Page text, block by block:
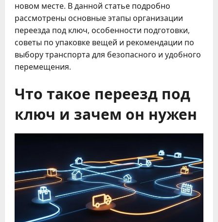
новом месте. В данной статье подробно
рассмотрены основные этапы организации
переезда под ключ, особенности подготовки,
советы по упаковке вещей и рекомендации по
выбору транспорта для безопасного и удобного
перемещения.
Что такое переезд под
ключ и зачем он нужен